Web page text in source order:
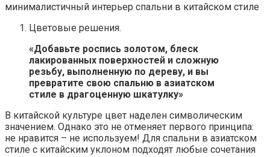
минималистичный интерьер спальни в китайском стиле
Цветовые решения.
«Добавьте роспись золотом, блеск
лакированных поверхностей и сложную
резьбу, выполненную по дереву, и вы
превратите свою спальню в азиатском
стиле в драгоценную шкатулку»
В китайской культуре цвет наделен символическим
значением. Однако это не отменяет первого принципа:
не нравится – не используем! Для спальни в азиатском
стиле с китайским уклоном подходят любые сочетания